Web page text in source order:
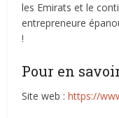
les Emirats et le
entrepreneure
!
Pour en
Site web :https://